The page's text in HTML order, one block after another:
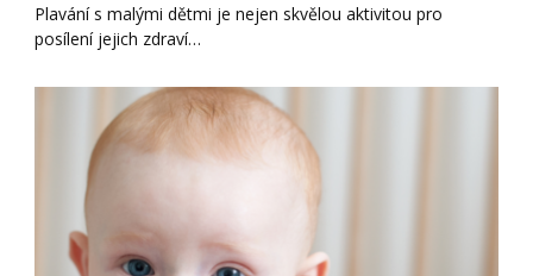
Plavání s malými dětmi je nejen skvělou aktivitou pro
posílení jejich zdraví…